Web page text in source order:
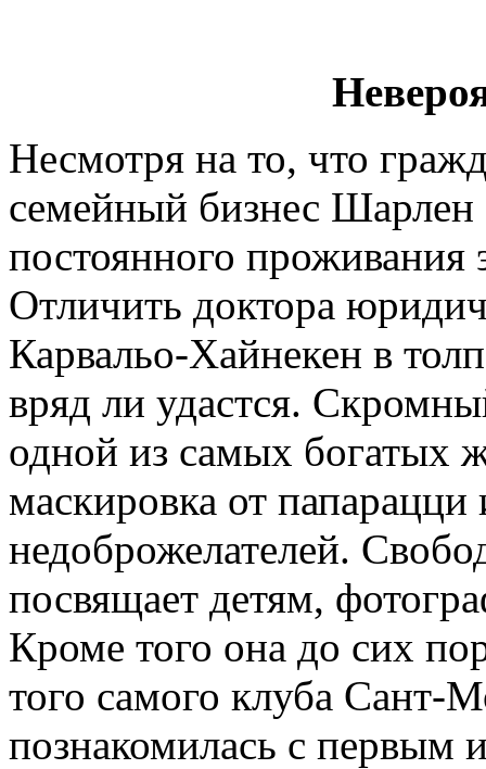
Несмотря на то, что
семейный бизнес Шарлен
постоянного
Отличить доктора
Карвальо-Хайнекен в
вряд ли удастся.
одной из самых богатых
маскировка от
недоброжелателей.
посвящает детям,
Кроме того она до сих
того самого клуба
познакомилась с